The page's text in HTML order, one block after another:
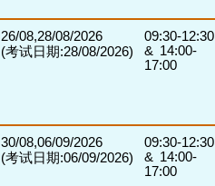
26/08,28/08/2026
(考试日期:28/08/2026)
09:30-12:30
& 14:00-
17:00
30/08,06/09/2026
(考试日期:06/09/2026)
09:30-12:30
& 14:00-
17:00